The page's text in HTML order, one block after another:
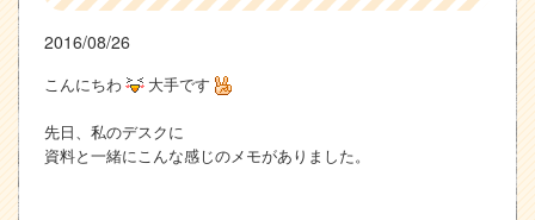
2016/08/26
こんにちわ 大手です
先日、私のデスクに
資料と一緒にこんな感じのメモがありました。